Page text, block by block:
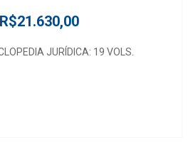
R$21.630,00
JURÍDICA: 19 VOLS.